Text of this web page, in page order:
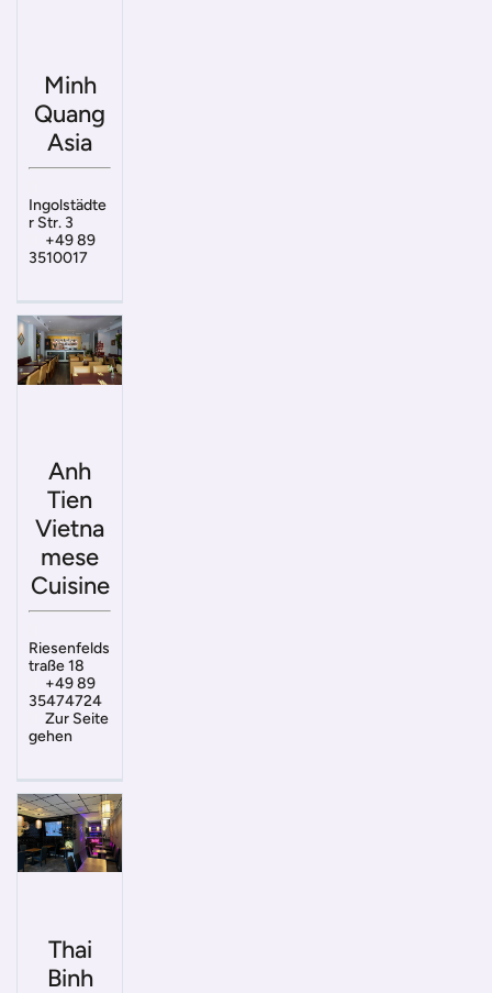
Minh
Quang
Asia
Ingolstädte
r Str. 3
+49 89
3510017
Anh
Tien
Vietna
mese
Cuisine
Riesenfelds
traße 18
+49 89
35474724
Zur Seite
gehen
Thai
Binh